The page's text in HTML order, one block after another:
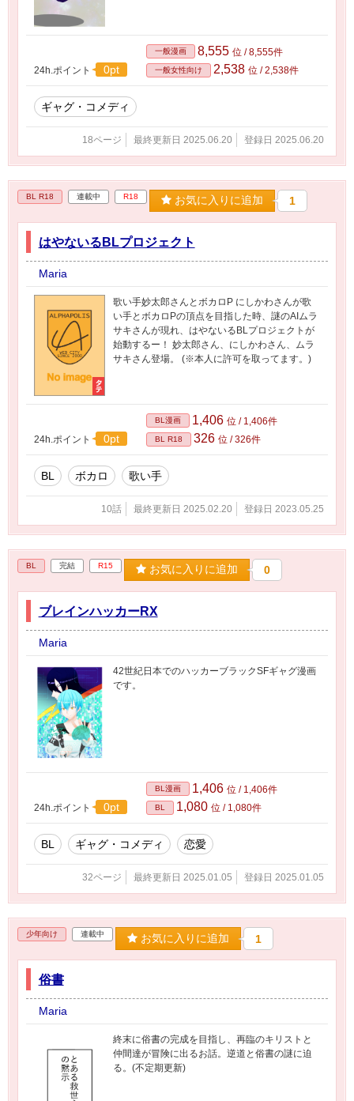
24h.ポイント 0pt
一般漫画 8,555 位 / 8,555件
一般女性向け 2,538 位 / 2,538件
ギャグ・コメディ
18ページ 最終更新日 2025.06.20 登録日 2025.06.20
BL R18 連載中 R18 お気に入りに追加 1
はやないるBLプロジェクト
Maria
歌い手妙太郎さんとボカロP にしかわさんが歌
い手とボカロPの頂点を目指した時、謎のAIムラ
サキさんが現れ、はやないるBLプロジェクトが
始動するー！ 妙太郎さん、にしかわさん、ムラ
サキさん登場。 (※本人に許可を取ってます。)
24h.ポイント 0pt
BL漫画 1,406 位 / 1,406件
BL R18 326 位 / 326件
BL ボカロ 歌い手
10話 最終更新日 2025.02.20 登録日 2023.05.25
BL 完結 R15 お気に入りに追加 0
ブレインハッカーRX
Maria
42世紀日本でのハッカーブラックSFギャグ漫画
です。
24h.ポイント 0pt
BL漫画 1,406 位 / 1,406件
BL 1,080 位 / 1,080件
BL ギャグ・コメディ 恋愛
32ページ 最終更新日 2025.01.05 登録日 2025.01.05
少年向け 連載中 お気に入りに追加 1
俗書
Maria
終末に俗書の完成を目指し、再臨のキリストと
仲間達が冒険に出るお話。逆道と俗書の謎に迫
る。(不定期更新)